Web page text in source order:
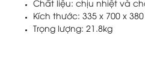
Chất liệu: chịu nhiệt và
Kích thước: 335 x 700 x
Trọng lượng: 21.8kg